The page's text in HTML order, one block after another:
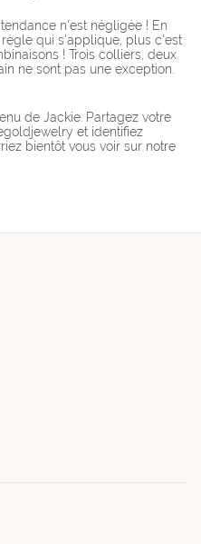
n'est négligée ! En
qui s'applique, plus c'est
! Trois colliers, deux
ne sont pas une exception.
de Jackie. Partagez votre
et identifiez
bientôt vous voir sur notre